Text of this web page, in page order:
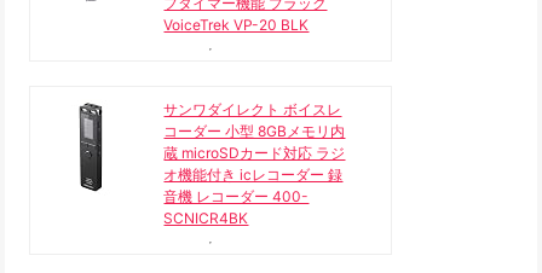
VoiceTrek VP-20 BLK
サンワダイレクト ボイスレ
コーダー 小型 8GBメモリ内
蔵 microSDカード対応 ラジ
オ機能付き icレコーダー 録
音機 レコーダー 400-
SCNICR4BK